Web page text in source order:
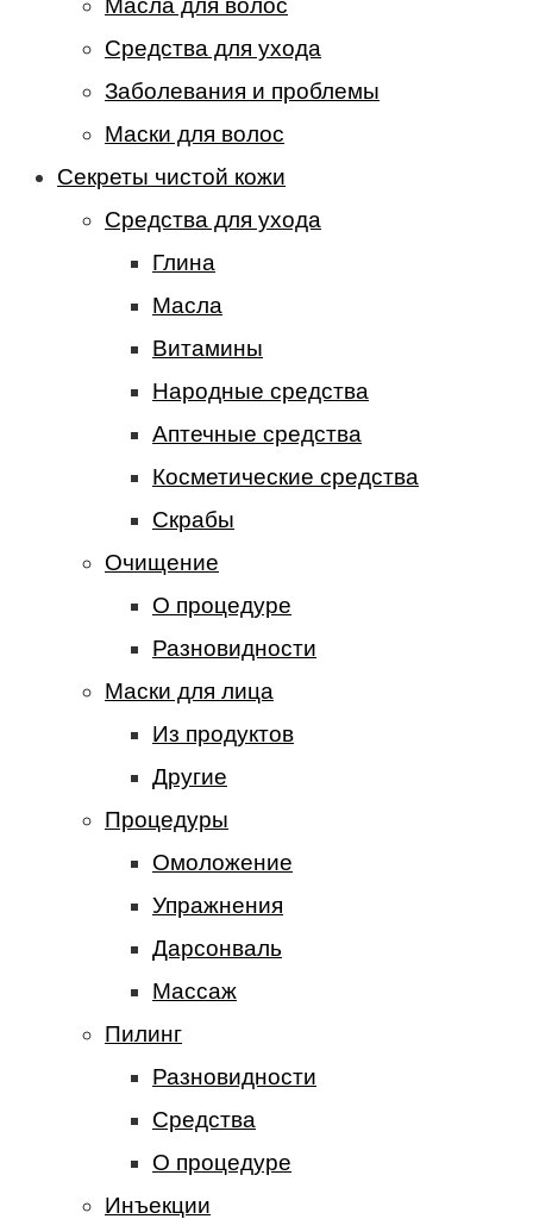
Масла для волос
Средства для ухода
Заболевания и проблемы
Маски для волос
Секреты чистой кожи
Средства для ухода
Глина
Масла
Витамины
Народные средства
Аптечные средства
Косметические средства
Скрабы
Очищение
О процедуре
Разновидности
Маски для лица
Из продуктов
Другие
Процедуры
Омоложение
Упражнения
Дарсонваль
Массаж
Пилинг
Разновидности
Средства
О процедуре
Инъекции